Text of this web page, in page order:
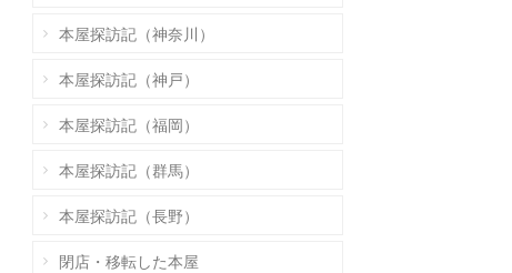
本屋探訪記（神奈川）
本屋探訪記（神戸）
本屋探訪記（福岡）
本屋探訪記（群馬）
本屋探訪記（長野）
閉店・移転した本屋